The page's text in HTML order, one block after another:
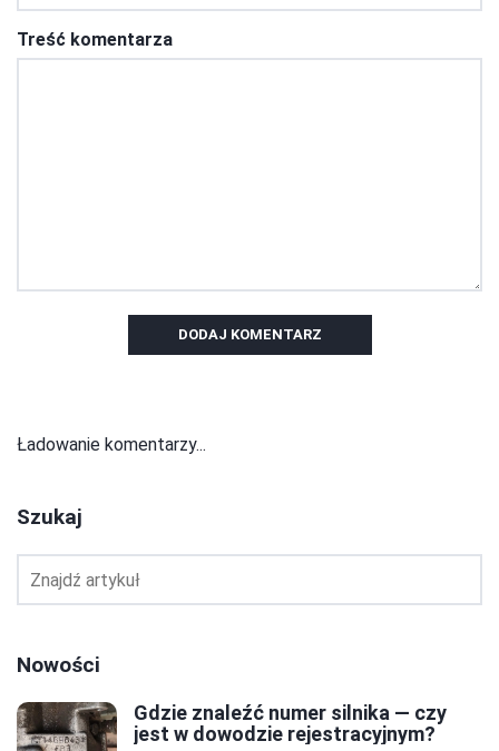
Treść komentarza
DODAJ KOMENTARZ
Ładowanie komentarzy...
Szukaj
Nowości
Gdzie znaleźć numer silnika — czy
jest w dowodzie rejestracyjnym?